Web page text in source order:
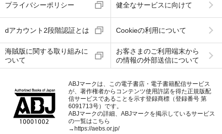
プライバシーポリシー 健全なサービスに向けて
dアカウント2段階認証とは Cookieの利用について
海賊版に関する取り組みに
ついて
お客さまのご利用端末から
の情報の外部送信について
ABJマークは、この電子書店・電子書籍配信サービス
が、著作権者からコンテンツ使用許諾を得た正規版配
信サービスであることを示す登録商標（登録番号 第
6091713号）です。
ABJマークの詳細、ABJマークを掲示しているサービス
の一覧はこちら
→https://aebs.or.jp/